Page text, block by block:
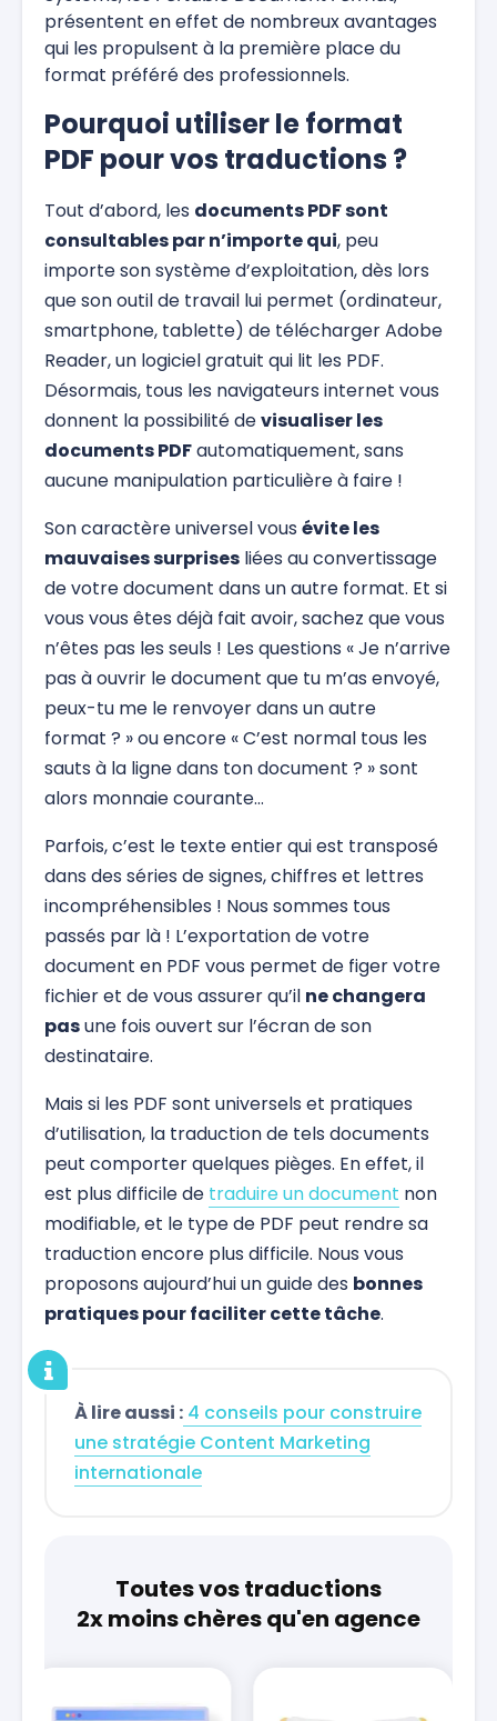
présentent en effet de nombreux avantages
qui les propulsent à la première place du
format préféré des professionnels.
Pourquoi utiliser le format
PDF pour vos traductions ?
Tout d’abord, les documents PDF sont
consultables par n’importe qui, peu
importe son système d’exploitation, dès lors
que son outil de travail lui permet (ordinateur,
smartphone, tablette) de télécharger Adobe
Reader, un logiciel gratuit qui lit les PDF.
Désormais, tous les navigateurs internet vous
donnent la possibilité devisualiser les
documents PDFautomatiquement, sans
aucune manipulation particulière à faire !
Son caractère universel vous évite les
mauvaises surprises liées au convertissage
de votre document dans un autre format. Et si
vous vous êtes déjà fait avoir, sachez que vous
n’êtes pas les seuls ! Les questions « Je n’arrive
pas à ouvrir le document que tu m’as envoyé,
peux-tu me le renvoyer dans un autre
format ? » ou encore « C’est normal tous les
sauts à la ligne dans ton document ? » sont
alors monnaie courante…
Parfois, c’est le texte entier qui est transposé
dans des séries de signes, chiffres et lettres
incompréhensibles ! Nous sommes tous
passés par là ! L’exportation de votre
document en PDF vous permet de figer votre
fichier et de vous assurer qu’il ne changera
pasune fois ouvert sur l’écran de son
destinataire.
Mais si les PDF sont universels et pratiques
d’utilisation, la traduction de tels documents
peut comporter quelques pièges. En effet, il
est plus difficile de traduire un document non
modifiable, et le type de PDF peut rendre sa
traduction encore plus difficile. Nous vous
proposons aujourd’hui un guide des bonnes
pratiques pour faciliter cette tâche.
À lire aussi : 4 conseils pour construire
une stratégie Content Marketing
internationale
Toutes vos traductions
2x moins chères qu'en agence